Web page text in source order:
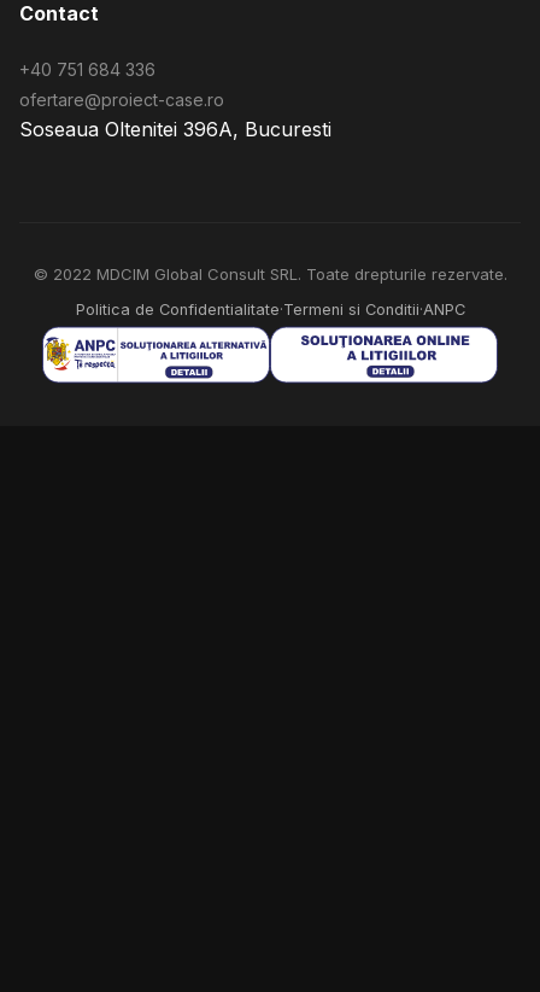
Contact
+40 751 684 336
ofertare@proiect-case.ro
Soseaua Oltenitei 396A, Bucuresti
© 2022 MDCIM Global Consult SRL. Toate drepturile rezervate.
Politica de Confidentialitate·Termeni si Conditii·ANPC